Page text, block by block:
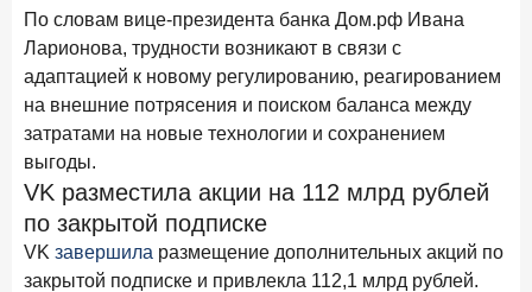
сравниться с российским»
6 мая 2026 года ИССЛЕДОВАНИЕ
По итогам апреля 2026 года объем выдач кредитов
составил 968 млрд руб.
29 апреля 2026 года
Конкуренция на рынке инвестиционно-страховых
продуктов усиливается
28 апреля 2026 года ИССЛЕДОВАНИЕ
По словам вице-президента банка Дом.рф Ивана
Ларионова, трудности возникают в связи с
адаптацией к новому регулированию, реагированием
на внешние потрясения и поиском баланса между
затратами на новые технологии и сохранением
выгоды.
VK разместила акции на 112 млрд рублей
по закрытой подписке
VK завершила размещение дополнительных акций по
закрытой подписке и привлекла 112,1 млрд рублей.